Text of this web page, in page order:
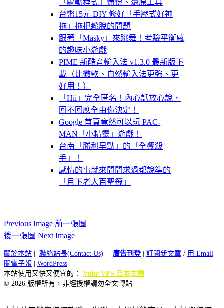
「驅動程式」備份、還原工具
台幣15元 DIY 修好「手壓式好神
拖」拖把鬆脫的問題
跟著「Masky」來跳舞！考驗平衡感
的趣味小遊戲
PIME 新酷音輸入法 v1.3.0 最新版下
載（比微軟、自然輸入法更強、更
好用！）
「Hii」完全匿名！內心話放心說，
回不回應全由你決定！
Google 首頁竟然可以玩 PAC-
MAN「小精靈」遊戲！
台南「勝利早點」的「全餐殺
手」！
感情的事就來問問求過都說準的
「月下老人百聖籤」
Previous Image 前一張圖
後一張圖 Next Image
關於本站 聯絡站長(Contact Us) 廣告刊登| 訂閱新文章 / 用 Email
閱電子報
WordPress
本站使用又快又便宜的： Vultr VPS 日本主機
© 2026 版權所有，非經授權請勿全文轉貼